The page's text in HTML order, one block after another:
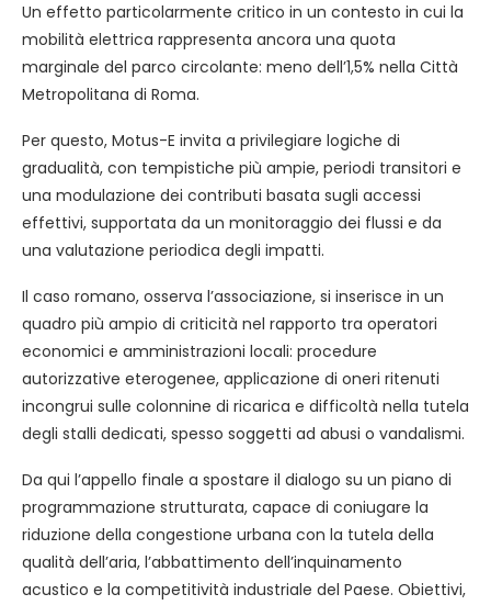
Un effetto particolarmente critico in un contesto in cui la
mobilità elettrica rappresenta ancora una quota
marginale del parco circolante: meno dell’1,5% nella Città
Metropolitana di Roma.
Per questo, Motus-E invita a privilegiare logiche di
gradualità, con tempistiche più ampie, periodi transitori e
una modulazione dei contributi basata sugli accessi
effettivi, supportata da un monitoraggio dei flussi e da
una valutazione periodica degli impatti.
Il caso romano, osserva l’associazione, si inserisce in un
quadro più ampio di criticità nel rapporto tra operatori
economici e amministrazioni locali: procedure
autorizzative eterogenee, applicazione di oneri ritenuti
incongrui sulle colonnine di ricarica e difficoltà nella tutela
degli stalli dedicati, spesso soggetti ad abusi o vandalismi.
Da qui l’appello finale a spostare il dialogo su un piano di
programmazione strutturata, capace di coniugare la
riduzione della congestione urbana con la tutela della
qualità dell’aria, l’abbattimento dell’inquinamento
acustico e la competitività industriale del Paese. Obiettivi,